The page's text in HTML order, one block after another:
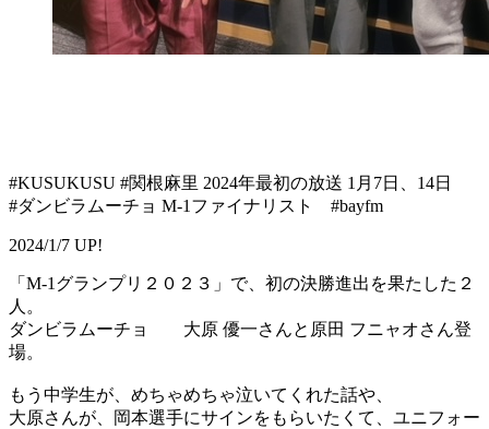
#KUSUKUSU #関根麻里 2024年最初の放送 1月7日、14日
#ダンビラムーチョ M-1ファイナリスト #bayfm
2024/1/7 UP!
「M-1グランプリ２０２３」で、初の決勝進出を果たした２
人。
ダンビラムーチョ 大原 優一さんと原田 フニャオさん登
場。
もう中学生が、めちゃめちゃ泣いてくれた話や、
大原さんが、岡本選手にサインをもらいたくて、ユニフォー